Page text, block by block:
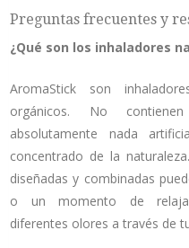
Preguntas frecuentes y
¿Qué son los inhaladores
AromaStick son
orgánicos. No
absolutamente nada
concentrado de la
diseñadas y combinadas
o un momento de
diferentes olores a través de